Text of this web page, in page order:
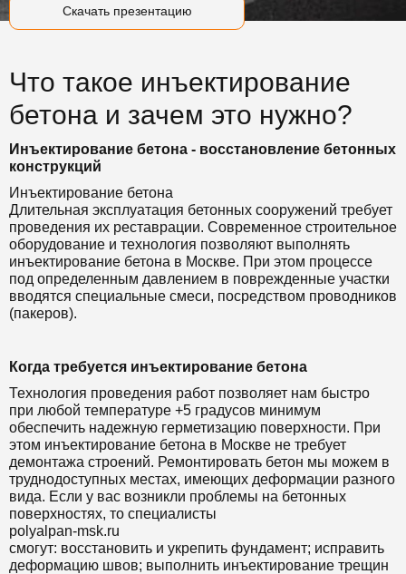
Скачать презентацию
Что такое инъектирование
бетона и зачем это нужно?
Инъектирование бетона - восстановление бетонных
конструкций
Инъектирование бетона
Длительная эксплуатация бетонных сооружений требует
проведения их реставрации. Современное строительное
оборудование и технология позволяют выполнять
инъектирование бетона в Москве. При этом процессе
под определенным давлением в поврежденные участки
вводятся специальные смеси, посредством проводников
(пакеров).
Когда требуется инъектирование бетона
Технология проведения работ позволяет нам быстро
при любой температуре +5 градусов минимум
обеспечить надежную герметизацию поверхности. При
этом инъектирование бетона в Москве не требует
демонтажа строений. Ремонтировать бетон мы можем в
труднодоступных местах, имеющих деформации разного
вида. Если у вас возникли проблемы на бетонных
поверхностях, то специалисты
polyalpan-msk.ru
смогут: восстановить и укрепить фундамент; исправить
деформацию швов; выполнить инъектирование трещин